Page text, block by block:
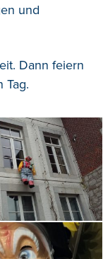
und
Dann feiern
Tag.